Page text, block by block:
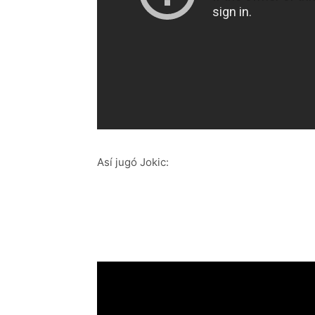
Así jugó Jokic: